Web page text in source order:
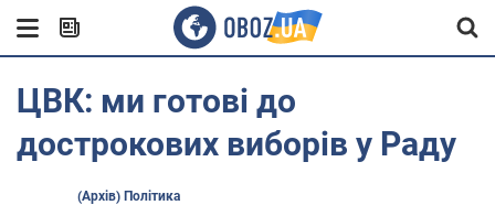
ЦВК: ми готові до
дострокових виборів у Раду
(Архів) Політика